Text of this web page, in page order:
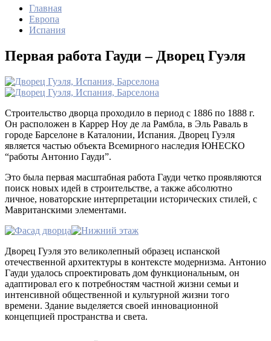
Главная
Европа
Испания
Первая работа Гауди – Дворец Гуэля
Строительство дворца проходило в период с 1886 по 1888 г.
Он расположен в Каррер Ноу де ла Рамбла, в Эль Раваль в
городе Барселоне в Каталонии, Испания. Дворец Гуэля
является частью объекта Всемирного наследия ЮНЕСКО
“работы Антонио Гауди”.
Это была первая масштабная работа Гауди четко проявляются
поиск новых идей в строительстве, а также абсолютно
личное, новаторские интерпретации исторических стилей, с
Мавританскими элементами.
Дворец Гуэля это великолепный образец испанской
отечественной архитектуры в контексте модернизма. Антонио
Гауди удалось спроектировать дом функциональным, он
адаптировал его к потребностям частной жизни семьи и
интенсивной общественной и культурной жизни того
времени. Здание выделяется своей инновационной
концепцией пространства и света.